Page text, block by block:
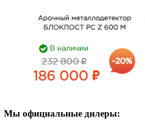
Мы официальные дилеры: